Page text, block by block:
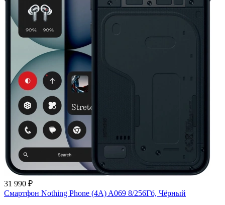
31 990 ₽
Смартфон Nothing Phone (4A) A069 8/256Гб, Чёрный